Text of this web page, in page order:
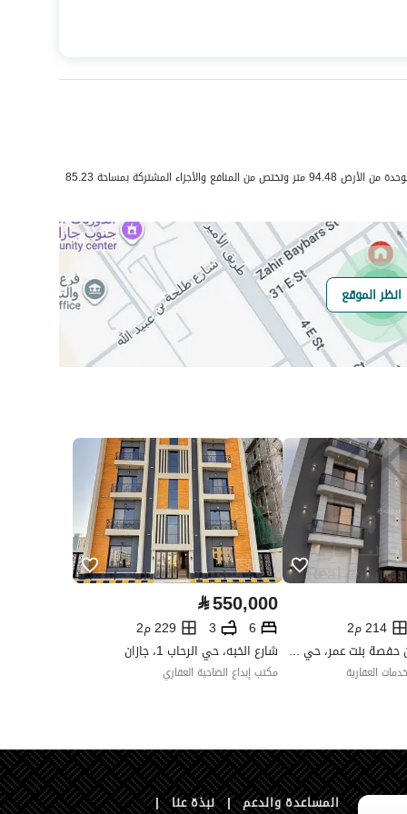
عدد الغرف
6
هاتف
نعم
الياف ضوئية
نعم
التواصل الإجتماعي ،أخرى
هل يوجد اي التزام
على العقار ؟
السعودي
العقار مرهون
لا
العقار مقيد
لا
رقم الأرض
523
-
حي السويس 1 بمدينة جيزان مساحة الوحدة من الأرض 94.48 متر وتختص من المنافع والأجزاء المشتركة بمساحة 85.23
انظر الموقع
214 م2
شارع ام المؤمنين حفصة بنت عمر، حي الرحاب 1، جازان
العقارية
⃁550,000
6
3
229 م2
شارع الخبه، حي الرحاب 1، جازان
مكتب إبداع الضاحية العقاري
المساعدة والدعم | نبذة عنا |